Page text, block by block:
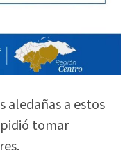
aledañas a estos
tomar